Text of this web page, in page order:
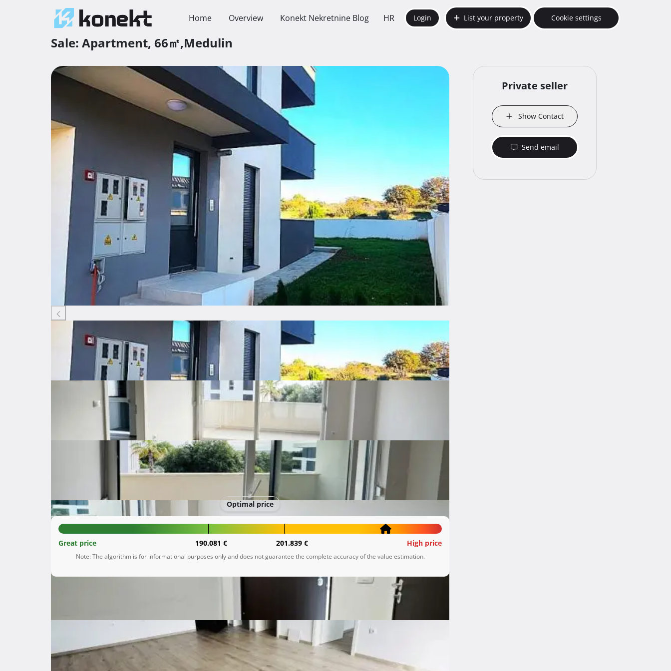
Home Overview Konekt Nekretnine Blog HR Login List your property Cookie settings
Sale: Apartment, 66㎡,Medulin
Listing ID: 20733077
Istarska županija
Optimal price
Great price 190.081 € 201.839 € High price
Note: The algorithm is for informational purposes only and does not guarantee the complete accuracy of the value estimation.
Prodaje se prekrasan, sunčan stan od 66 m² na prvom katu u novogradnji u Medulinu!
Na prodaju je moderan stan smješten na prvom katu dvoetažnog stambenog objekta, samo 400 metara
od mora i predivnih plaža Medulina. Ovaj svijetao i prozračan stan savršen je za obiteljski život, odmor ili
kao investicija za iznajmljivanje.
Osobine stana:
Private seller
Show Contact
Send email